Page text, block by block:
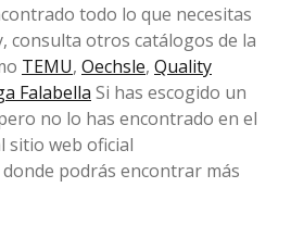
todo lo que necesitas
consulta otros catálogos de la
TEMU, Oechsle, Quality
Falabella Si has escogido un
no lo has encontrado en el
sitio web oficial
donde podrás encontrar más